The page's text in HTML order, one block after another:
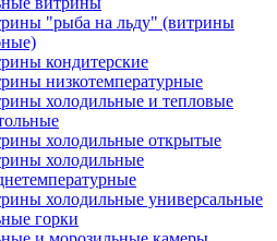
"рыба на льду" (витрины
кондитерские
низкотемпературные
холодильные и тепловые
холодильные открытые
холодильные
холодильные универсальные
горки